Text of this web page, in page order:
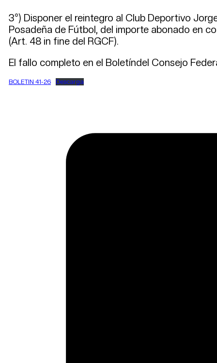
3°) Disponer el reintegro al Club Deportivo
Posadeña de Fútbol, del importe abonado en
(Art. 48 in fine del RGCF).
El fallo completo en el Boletíndel Consejo
BOLETIN 41-26 Descarga